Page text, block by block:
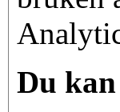
Du